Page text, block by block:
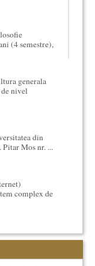
(4 semestre),
generala
nivel
din
Pitar Mos nr. ...
complex de
din 23